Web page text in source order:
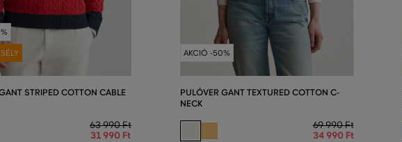
STRIPED COTTON CABLE
63 990 Ft
31 990 Ft
AKCIÓ -50%
PULÓVER GANT TEXTURED COTTON C-
NECK
69 990 Ft
34 990 Ft